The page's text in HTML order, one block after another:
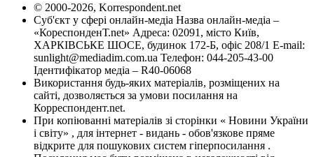
© 2000-2026, Korrespondent.net
Суб'єкт у сфері онлайн-медіа Назва онлайн-медіа –
«КореспонденТ.net» Адреса: 02091, місто Київ,
ХАРКІВСЬКЕ ШОСЕ, будинок 172-Б, офіс 208/1 E-mail:
sunlight@mediadim.com.ua Телефон: 044-205-43-00
Ідентифікатор медіа – R40-06068
Використання будь-яких матеріалів, розміщених на
сайті, дозволяється за умови посилання на
Корреспондент.net.
При копіюванні матеріалів зі сторінки « Новини України
і світу» , для інтернет - видань - обов'язкове пряме
відкрите для пошукових систем гіперпосилання .